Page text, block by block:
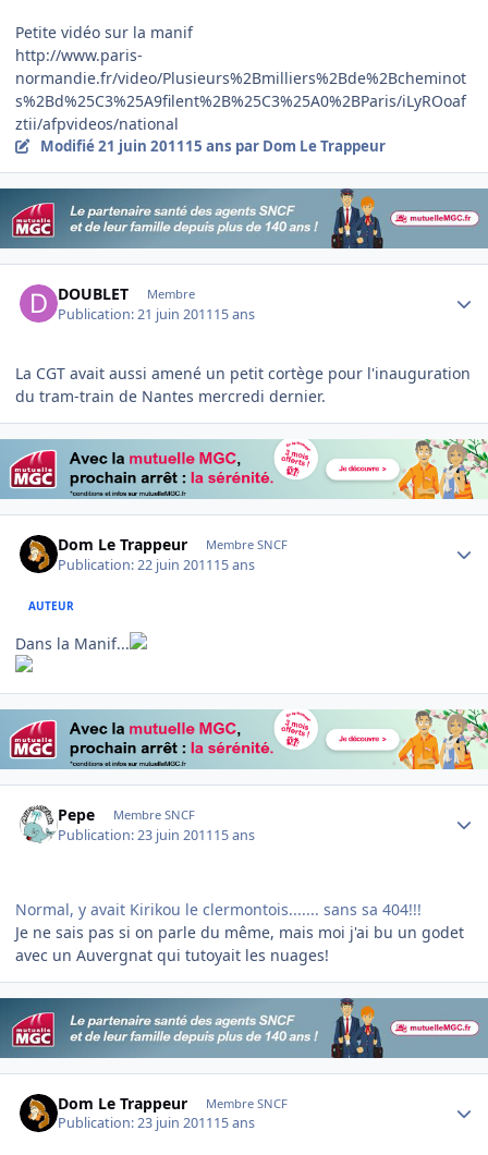
Petite vidéo sur la manif
http://www.paris-
normandie.fr/video/Plusieurs%2Bmilliers%2Bde%2Bcheminot
s%2Bd%25C3%25A9filent%2B%25C3%25A0%2BParis/iLyROoaf
ztii/afpvideos/national
Modifié21 juin 201115 ans par Dom Le Trappeur
DOUBLET Membre
Publication:21 juin 201115 ans
La CGT avait aussi amené un petit cortège pour l'inauguration
du tram-train de Nantes mercredi dernier.
Dom Le Trappeur Membre SNCF
Publication:22 juin 201115 ans
AUTEUR
Dans la Manif...
Pepe Membre SNCF
Publication:23 juin 201115 ans
Normal, y avait Kirikou le clermontois....... sans sa 404!!!
Je ne sais pas si on parle du même, mais moi j'ai bu un godet
avec un Auvergnat qui tutoyait les nuages!
Dom Le Trappeur Membre SNCF
Publication:23 juin 201115 ans